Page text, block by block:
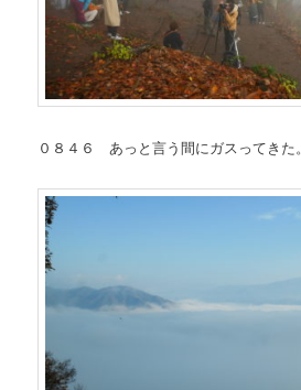
０８４６ あっと言う間にガスってきた。